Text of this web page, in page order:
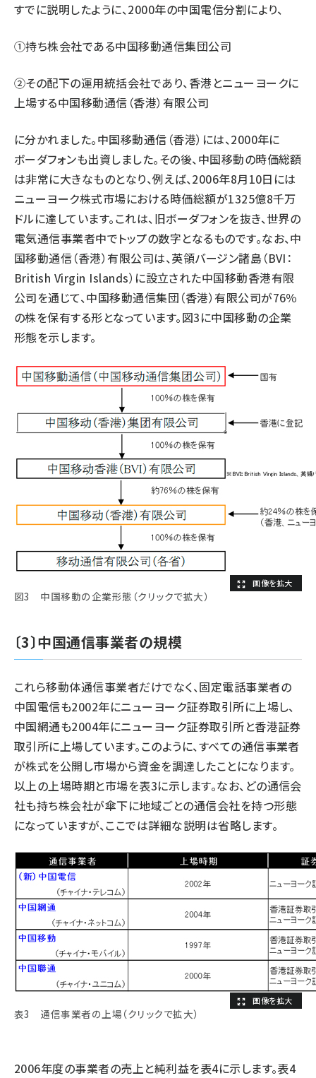
すでに説明したように、2000年の中国電信分割により、
①持ち株会社である中国移動通信集団公司
②その配下の運用統括会社であり、香港とニューヨークに
上場する中国移動通信（香港）有限公司
に分かれました。中国移動通信（香港）には、2000年に
ボーダフォンも出資しました。その後、中国移動の時価総額
は非常に大きなものとなり、例えば、2006年8月10日には
ニューヨーク株式市場における時価総額が1325億8千万
ドルに達しています。これは、旧ボーダフォンを抜き、世界の
電気通信事業者中でトップの数字となるものです。なお、中
国移動通信（香港）有限公司は、英領バージン諸島（BVI：
British Virgin Islands）に設立された中国移動香港有限
公司を通じて、中国移動通信集団（香港）有限公司が76％
の株を保有する形となっています。図3に中国移動の企業
形態を示します。
図3 中国移動の企業形態（クリックで拡大）
〔3〕中国通信事業者の規模
これら移動体通信事業者だけでなく、固定電話事業者の
中国電信も2002年にニューヨーク証券取引所に上場し、
中国網通も2004年にニューヨーク証券取引所と香港証券
取引所に上場しています。このように、すべての通信事業者
が株式を公開し市場から資金を調達したことになります。
以上の上場時期と市場を表3に示します。なお、どの通信会
社も持ち株会社が傘下に地域ごとの通信会社を持つ形態
になっていますが、ここでは詳細な説明は省略します。
表3 通信事業者の上場（クリックで拡大）
2006年度の事業者の売上と純利益を表4に示します。表4